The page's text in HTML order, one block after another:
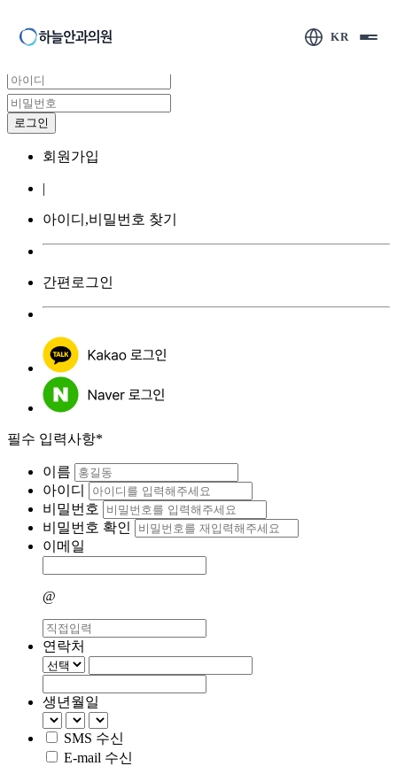
회원가입
|
아이디,비밀번호 찾기
간편로그인
필수 입력사항*
이름
아이디
비밀번호
비밀번호 확인
이메일
@
연락처
생년월일
SMS 수신
E-mail 수신
KR